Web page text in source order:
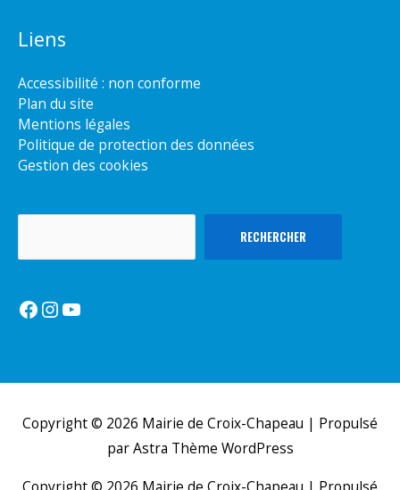
Liens
Accessibilité : non conforme
Plan du site
Mentions légales
Politique de protection des données
Gestion des cookies
RECHERCHER
Facebook
Instagram
YouTube
Copyright © 2026 Mairie de Croix-Chapeau | Propulsé
parAstra Thème WordPress